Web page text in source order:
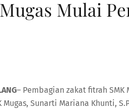
Mulai
– Pembagian zakat fitrah SMK
Mugas, Sunarti Mariana Khunti,